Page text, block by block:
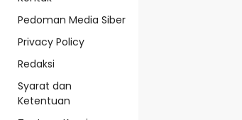
Pedoman Media Siber
Privacy Policy
Redaksi
Syarat dan
Ketentuan